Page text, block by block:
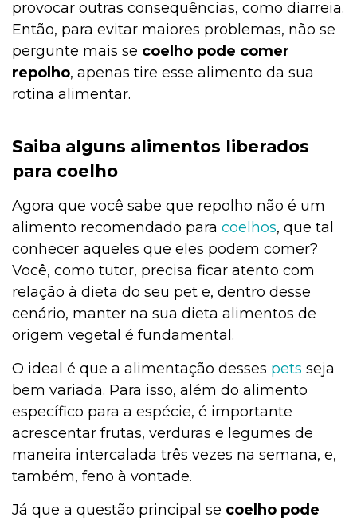
provocar outras consequências, como diarreia.
Então, para evitar maiores problemas, não se
pergunte mais se coelho pode comer
repolho, apenas tire esse alimento da sua
rotina alimentar.
Saiba alguns alimentos liberados
para coelho
Agora que você sabe que repolho não é um
alimento recomendado para coelhos, que tal
conhecer aqueles que eles podem comer?
Você, como tutor, precisa ficar atento com
relação à dieta do seu pet e, dentro desse
cenário, manter na sua dieta alimentos de
origem vegetal é fundamental.
O ideal é que a alimentação desses pets seja
bem variada. Para isso, além do alimento
específico para a espécie, é importante
acrescentar frutas, verduras e legumes de
maneira intercalada três vezes na semana, e,
também, feno à vontade.
Já que a questão principal se coelho pode